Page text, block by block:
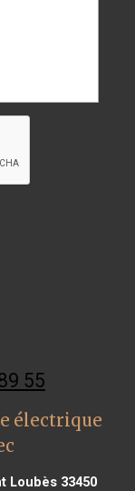
55
électrique
Loubès 33450